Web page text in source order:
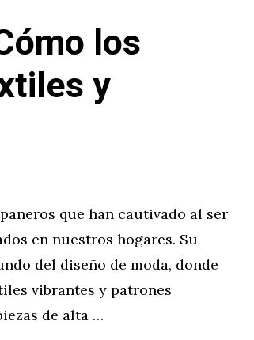
los
y
que han cautivado al ser
en nuestros hogares. Su
del diseño de moda, donde
vibrantes y patrones
de alta …